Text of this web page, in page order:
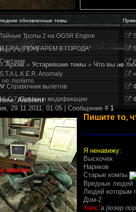
обновленные темы
Тайные Тропы 2 на OGSR Engine
"ПОИГАРЕМ В ГОРОДА"
Считаем
S.T.A.L.K.E.R. Anomaly
⚒ Справочник вылетов
7. Правки и модификации
1из1 1
» Архив » Устаревшие темы » Что вы не
не любите
29.11.2011, 01:05 | Сообщение #1
Пишите то,
Я ненавижу:
Выскочек
Нариков
Старые компы
Вредных людей
Людей которым
Дом-2
Хаос`a (юзер